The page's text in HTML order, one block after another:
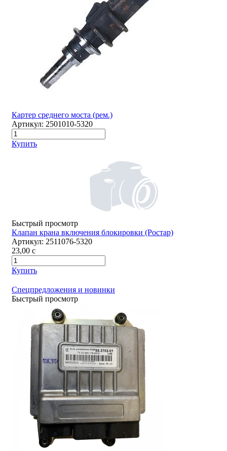
Картер среднего моста (рем.)
Артикул: 2501010-5320
Купить
Быстрый просмотр
Клапан крана включения блокировки (Ростар)
Артикул: 2511076-5320
23,00 c
Купить
Спецпредложения и новинки
Быстрый просмотр